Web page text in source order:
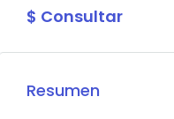
$ Consultar
Resumen